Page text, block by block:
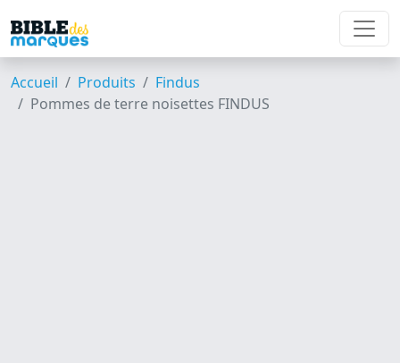
Accueil Produits
Findus
Pommes de terre noisettes FINDUS